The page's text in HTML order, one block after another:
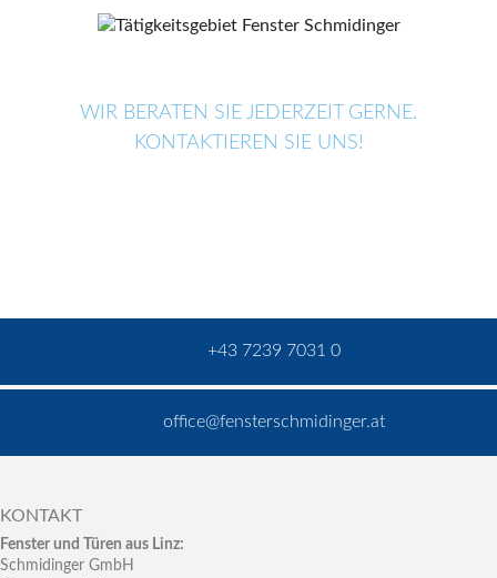
WIR BERATEN SIE JEDERZEIT GERNE.
KONTAKTIEREN SIE UNS!
+43 7239 7031 0
office@fensterschmidinger.at
KONTAKT
Fenster und Türen aus Linz:
Schmidinger GmbH